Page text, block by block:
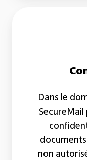
Dans le
documents
non